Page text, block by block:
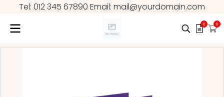
Tel: 012 345 67890 Email: mail@yourdomain.com
0 0